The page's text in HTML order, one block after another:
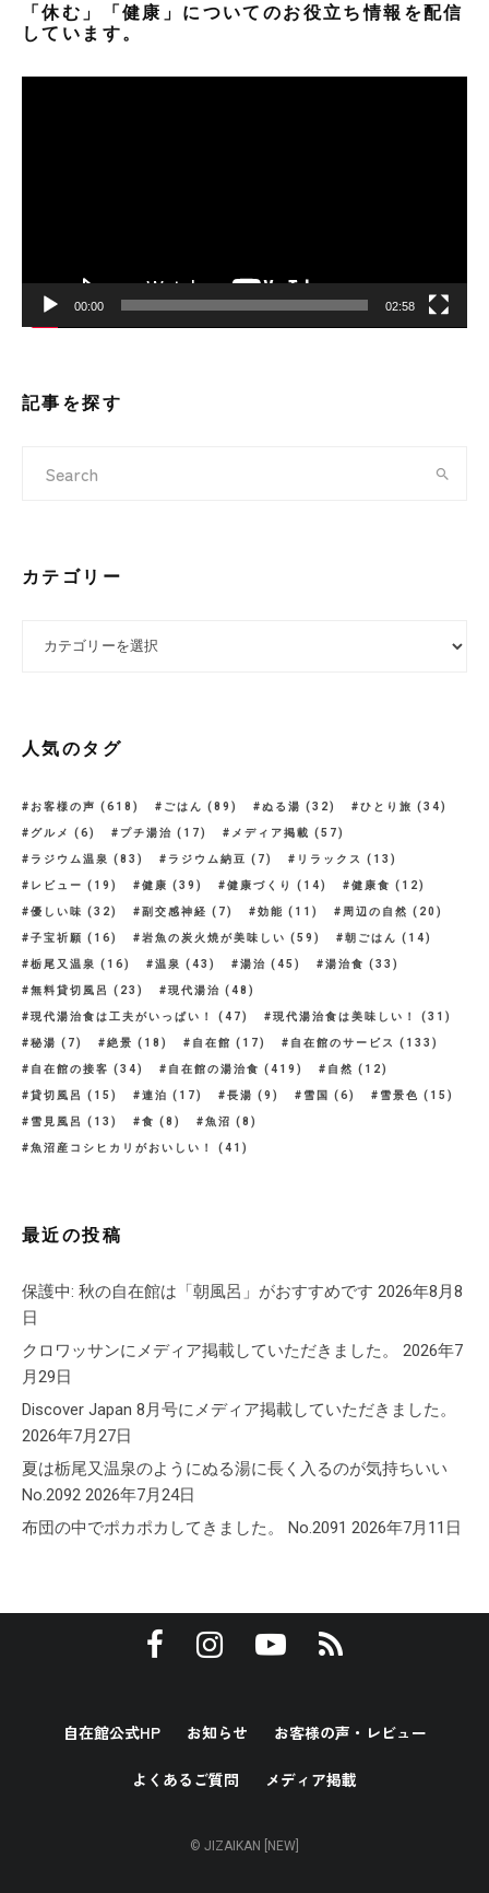
「休む」「健康」についてのお役立ち情報を配信
しています。
00:00 02:58
記事を探す
カテゴリー
人気のタグ
お客様の声 (618) ごはん (89) ぬる湯 (32) ひとり旅 (34)
グルメ (6) プチ湯治 (17) メディア掲載 (57)
ラジウム温泉 (83) ラジウム納豆 (7) リラックス (13)
レビュー (19) 健康 (39) 健康づくり (14) 健康食 (12)
優しい味 (32) 副交感神経 (7) 効能 (11) 周辺の自然 (20)
子宝祈願 (16) 岩魚の炭火焼が美味しい (59) 朝ごはん (14)
栃尾又温泉 (16) 温泉 (43) 湯治 (45) 湯治食 (33)
無料貸切風呂 (23) 現代湯治 (48)
現代湯治食は工夫がいっぱい！ (47) 現代湯治食は美味しい！ (31)
秘湯 (7) 絶景 (18) 自在館 (17) 自在館のサービス (133)
自在館の接客 (34) 自在館の湯治食 (419) 自然 (12)
貸切風呂 (15) 連泊 (17) 長湯 (9) 雪国 (6) 雪景色 (15)
雪見風呂 (13) 食 (8) 魚沼 (8)
魚沼産コシヒカリがおいしい！ (41)
最近の投稿
保護中: 秋の自在館は「朝風呂」がおすすめです 2026年8月8
日
クロワッサンにメディア掲載していただきました。
2026年7
月29日
Discover Japan 8月号にメディア掲載していただきました。
2026年7月27日
夏は栃尾又温泉のようにぬる湯に長く入るのが気持ちいい
No.2092 2026年7月24日
布団の中でポカポカしてきました。 No.2091 2026年7月11日
自在館公式HP お知らせ お客様の声・レビュー
よくあるご質問 メディア掲載
© JIZAIKAN [NEW]